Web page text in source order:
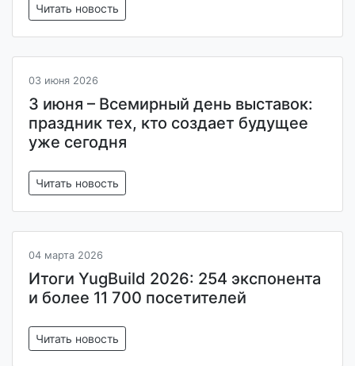
Читать новость
03 июня 2026
3 июня – Всемирный день выставок:
праздник тех, кто создает будущее
уже сегодня
Читать новость
04 марта 2026
Итоги YugBuild 2026: 254 экспонента
и более 11 700 посетителей
Читать новость